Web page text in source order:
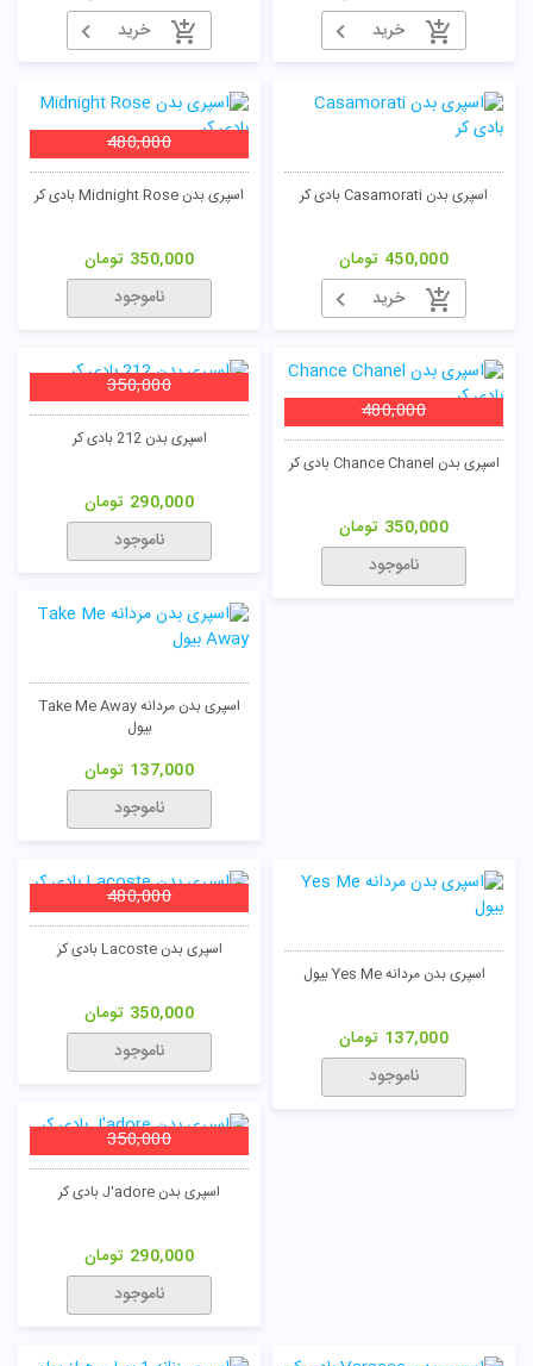
خرید
خرید
اسپری بدن Casamorati بادی کر
450,000 تومان
خرید
اسپری بدن Midnight Rose بادی کر
480,000
350,000 تومان
ناموجود
اسپری بدن Chance Chanel بادی کر
480,000
350,000 تومان
ناموجود
اسپری بدن 212 بادی کر
350,000
290,000 تومان
ناموجود
اسپری بدن مردانه Take Me Away
بیول
137,000 تومان
ناموجود
اسپری بدن مردانه Yes Me بیول
137,000 تومان
ناموجود
اسپری بدن Lacoste بادی کر
480,000
350,000 تومان
ناموجود
اسپری بدن J'adore بادی کر
350,000
290,000 تومان
ناموجود